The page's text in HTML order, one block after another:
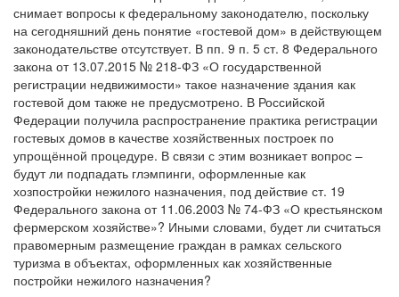
снимает вопросы к федеральному законодателю, поскольку
на сегодняшний день понятие «гостевой дом» в действующем
законодательстве отсутствует. В пп. 9 п. 5 ст. 8 Федерального
закона от 13.07.2015 № 218-ФЗ «О государственной
регистрации недвижимости» такое назначение здания как
гостевой дом также не предусмотрено. В Российской
Федерации получила распространение практика регистрации
гостевых домов в качестве хозяйственных построек по
упрощённой процедуре. В связи с этим возникает вопрос –
будут ли подпадать глэмпинги, оформленные как
хозпостройки нежилого назначения, под действие ст. 19
Федерального закона от 11.06.2003 № 74-ФЗ «О крестьянском
фермерском хозяйстве»? Иными словами, будет ли считаться
правомерным размещение граждан в рамках сельского
туризма в объектах, оформленных как хозяйственные
постройки нежилого назначения?